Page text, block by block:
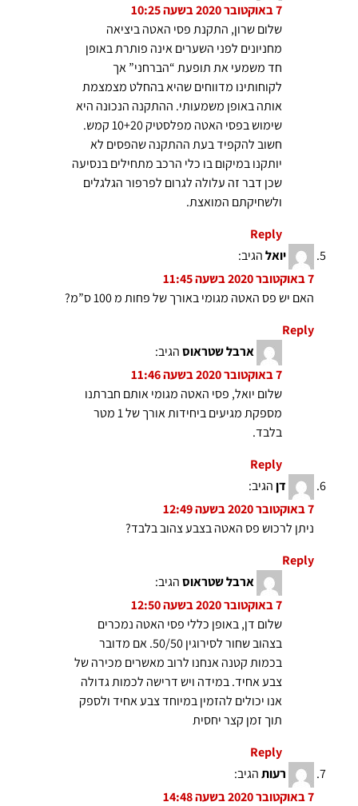
7 באוקטובר 2020 בשעה 10:25
שלום שרון, התקנת פסי האטה ביציאה
מחניונים לפני השערים אינה פותרת באופן
חד משמעי את תופעת “הברחני” אך
לקוחותינו מדווחים שהיא בהחלט מצמצמת
אותה באופן משמעותי. ההתקנה הנכונה היא
שימוש בפסי האטה מפלסטיק 10+20 קמש.
חשוב להקפיד בעת ההתקנה שהפסים לא
יותקנו במיקום בו כלי הרכב מתחילים בנסיעה
שכן דבר זה עלולה לגרום לפרפור הגלגלים
ולשחיקתם המואצת.
Reply
יואלהגיב:
7 באוקטובר 2020 בשעה 11:45
האם יש פס האטה מגומי באורך של פחות מ 100 ס”מ?
Reply
ארבל שטראוסהגיב:
7 באוקטובר 2020 בשעה 11:46
שלום יואל, פסי האטה מגומי אותם חברתנו
מספקת מגיעים ביחידות אורך של 1 מטר
בלבד.
Reply
דןהגיב:
7 באוקטובר 2020 בשעה 12:49
ניתן לרכוש פס האטה בצבע צהוב בלבד?
Reply
ארבל שטראוסהגיב:
7 באוקטובר 2020 בשעה 12:50
שלום דן, באופן כללי פסי האטה נמכרים
בצהוב שחור לסירוגין 50/50. אם מדובר
בכמות קטנה אנחנו לרוב מאשרים מכירה של
צבע אחיד. במידה ויש דרישה לכמות גדולה
אנו יכולים להזמין במיוחד צבע אחיד ולספק
תוך זמן קצר יחסית
Reply
רעותהגיב:
7 באוקטובר 2020 בשעה 14:48